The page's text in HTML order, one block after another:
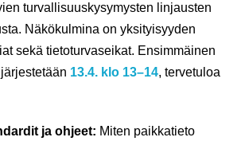
turvallisuuskysymysten linjausten
Näkökulmina on yksityisyyden
sekä tietoturvaseikat. Ensimmäinen
13.4. klo 13–14, tervetuloa
ja ohjeet: Miten paikkatieto